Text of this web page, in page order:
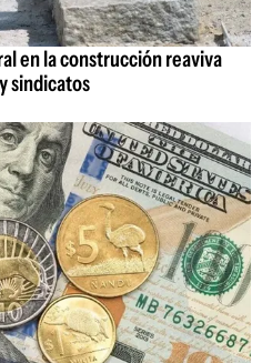
en la construcción reaviva
sindicatos